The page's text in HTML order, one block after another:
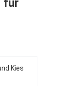
für
Kies